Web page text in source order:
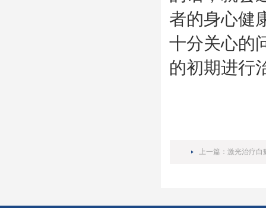
者的身心健
十分关心的
的初期进行
上一篇：激光治疗白